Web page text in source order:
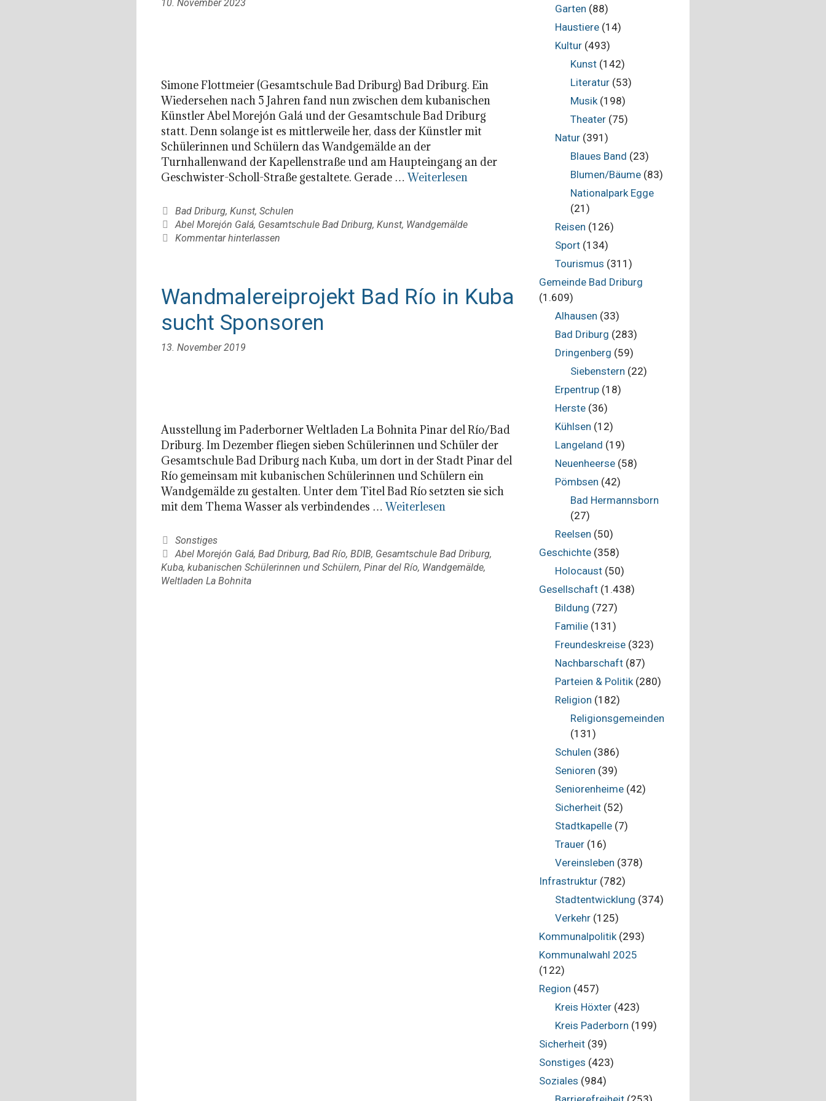
10. November 2023
Simone Flottmeier (Gesamtschule Bad Driburg) Bad Driburg. Ein
Wiedersehen nach 5 Jahren fand nun zwischen dem kubanischen
Künstler Abel Morejón Galá und der Gesamtschule Bad Driburg
statt. Denn solange ist es mittlerweile her, dass der Künstler mit
Schülerinnen und Schülern das Wandgemälde an der
Turnhallenwand der Kapellenstraße und am Haupteingang an der
Geschwister-Scholl-Straße gestaltete. Gerade …Weiterlesen
Kategorien
Bad Driburg, Kunst, Schulen
Schlagwörter
Abel Morejón Galá, Gesamtschule Bad Driburg, Kunst, Wandgemälde
Kommentar hinterlassen
Wandmalereiprojekt Bad Río in Kuba
sucht Sponsoren
13. November 2019
Ausstellung im Paderborner Weltladen La Bohnita Pinar del Río/Bad
Driburg. Im Dezember fliegen sieben Schülerinnen und Schüler der
Gesamtschule Bad Driburg nach Kuba, um dort in der Stadt Pinar del
Río gemeinsam mit kubanischen Schülerinnen und Schülern ein
Wandgemälde zu gestalten. Unter dem Titel Bad Río setzten sie sich
mit dem Thema Wasser als verbindendes …Weiterlesen
Kategorien
Sonstiges
Schlagwörter
Abel Morejón Galá, Bad Driburg, Bad Río, BDIB, Gesamtschule Bad Driburg,
Kuba, kubanischen Schülerinnen und Schülern, Pinar del Río, Wandgemälde,
Weltladen La Bohnita
Garten (88)
Haustiere(14)
Kultur(493)
Kunst (142)
Literatur (53)
Musik(198)
Theater (75)
Natur(391)
Blaues Band (23)
Blumen/Bäume (83)
Nationalpark Egge
(21)
Reisen (126)
Sport(134)
Tourismus (311)
Gemeinde Bad Driburg
(1.609)
Alhausen (33)
Bad Driburg (283)
Dringenberg (59)
Siebenstern (22)
Erpentrup(18)
Herste(36)
Kühlsen (12)
Langeland (19)
Neuenheerse(58)
Pömbsen (42)
Bad Hermannsborn
(27)
Reelsen (50)
Geschichte (358)
Holocaust(50)
Gesellschaft (1.438)
Bildung (727)
Familie(131)
Freundeskreise(323)
Nachbarschaft(87)
Parteien & Politik(280)
Religion (182)
Religionsgemeinden
(131)
Schulen (386)
Senioren (39)
Seniorenheime(42)
Sicherheit(52)
Stadtkapelle(7)
Trauer(16)
Vereinsleben (378)
Infrastruktur (782)
Stadtentwicklung (374)
Verkehr(125)
Kommunalpolitik(293)
Kommunalwahl 2025
(122)
Region (457)
Kreis Höxter(423)
Kreis Paderborn (199)
Sicherheit (39)
Sonstiges (423)
Soziales (984)